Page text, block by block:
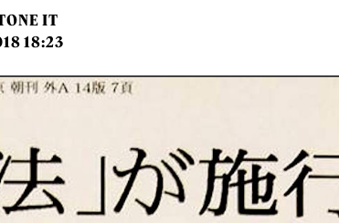
IT
18:23